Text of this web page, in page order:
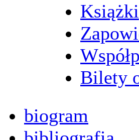
Książki
Bilety
biogram